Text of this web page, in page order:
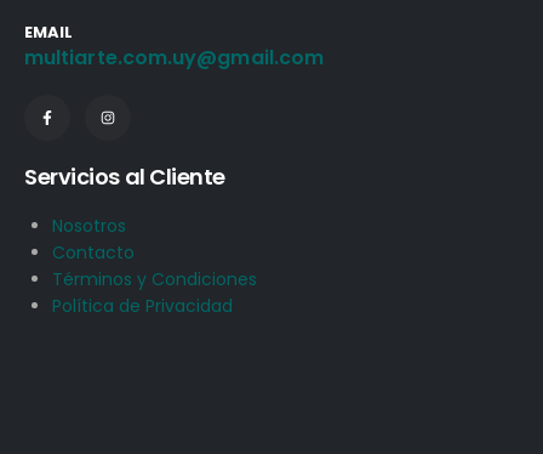
EMAIL
multiarte.com.uy@gmail.com
Servicios al Cliente
Nosotros
Contacto
Términos y Condiciones
Política de Privacidad